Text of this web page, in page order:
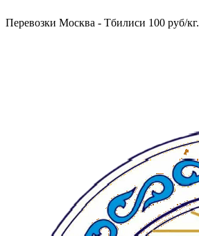
Перевозки Москва - Тбилиси 100 руб/кг.